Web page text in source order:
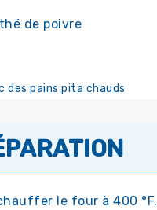
de poivre
des pains pita chauds
le four à 400 °F.